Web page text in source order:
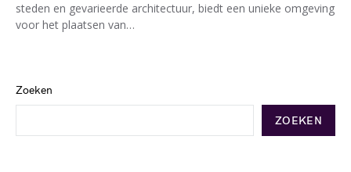
steden en gevarieerde architectuur, biedt een unieke omgeving
voor het plaatsen van…
Zoeken
ZOEKEN